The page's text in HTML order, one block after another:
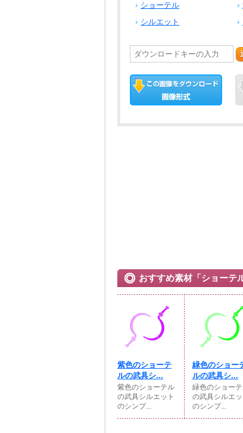
ショーテル
シルエット
おすすめ素材「ショーテ
紫色のショーテ
ルの武具シ...
紫色のショーテル
の武具シルエット
のシンプ...
緑色のショー
ルの武具シ...
緑色のショー
の武具シルエッ
のシンプ...